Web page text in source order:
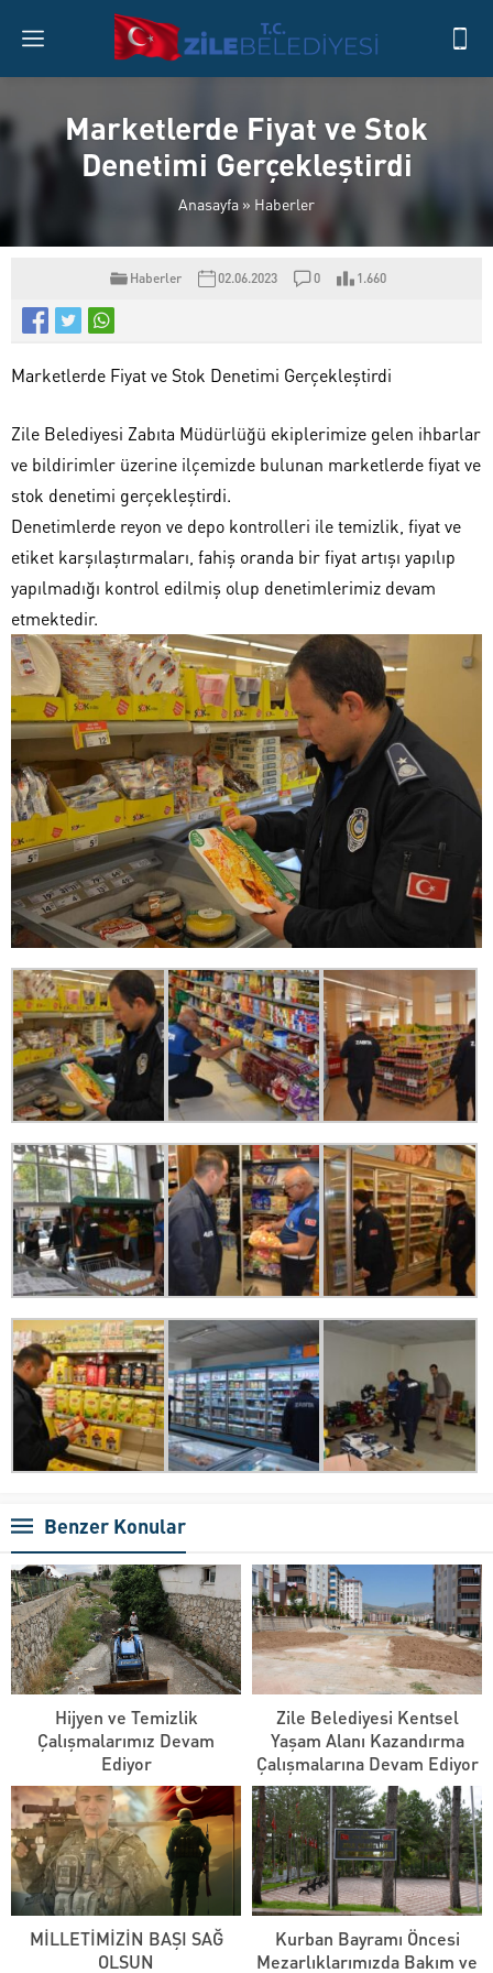
Marketlerde Fiyat ve Stok
Denetimi Gerçekleştirdi
Anasayfa » Haberler
Haberler 02.06.2023 0 1.660
Marketlerde Fiyat ve Stok Denetimi Gerçekleştirdi
Zile Belediyesi Zabıta Müdürlüğü ekiplerimize gelen ihbarlar
ve bildirimler üzerine ilçemizde bulunan marketlerde fiyat ve
stok denetimi gerçekleştirdi.
Denetimlerde reyon ve depo kontrolleri ile temizlik, fiyat ve
etiket karşılaştırmaları, fahiş oranda bir fiyat artışı yapılıp
yapılmadığı kontrol edilmiş olup denetimlerimiz devam
etmektedir.
Benzer Konular
Hijyen ve Temizlik
Çalışmalarımız Devam
Ediyor
Zile Belediyesi Kentsel
Yaşam Alanı Kazandırma
Çalışmalarına Devam Ediyor
MİLLETİMİZİN BAŞI SAĞ
OLSUN
Kurban Bayramı Öncesi
Mezarlıklarımızda Bakım ve